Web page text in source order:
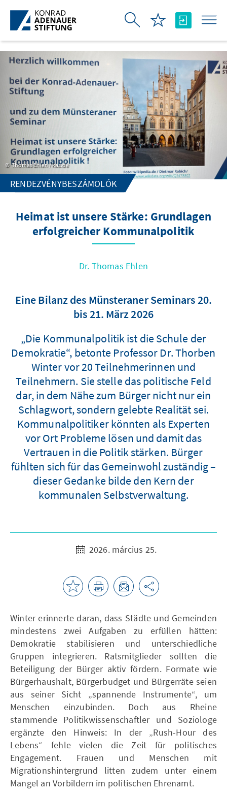
Ugrás a fő tartalomhoz
Thomas Ehlen / kas.de
RENDEZVÉNYBESZÁMOLÓK
Heimat ist unsere Stärke: Grundlagen
erfolgreicher Kommunalpolitik
Dr. Thomas Ehlen
Eine Bilanz des Münsteraner Seminars 20.
bis 21. März 2026
„Die Kommunalpolitik ist die Schule der
Demokratie“, betonte Professor Dr. Thorben
Winter vor 20 Teilnehmerinnen und
Teilnehmern. Sie stelle das politische Feld
dar, in dem Nähe zum Bürger nicht nur ein
Schlagwort, sondern gelebte Realität sei.
Kommunalpolitiker könnten als Experten
vor Ort Probleme lösen und damit das
Vertrauen in die Politik stärken. Bürger
fühlten sich für das Gemeinwohl zuständig –
dieser Gedanke bilde den Kern der
kommunalen Selbstverwaltung.
2026. március 25.
Winter erinnerte daran, dass Städte und Gemeinden
mindestens zwei Aufgaben zu erfüllen hätten:
Demokratie stabilisieren und unterschiedliche
Gruppen integrieren. Ratsmitglieder sollten die
Beteiligung der Bürger aktiv fördern. Formate wie
Bürgerhaushalt, Bürgerbudget und Bürgerräte seien
aus seiner Sicht „spannende Instrumente“, um
Menschen einzubinden. Doch aus Rheine
stammende Politikwissenschaftler und Soziologe
ergänzte den Hinweis: In der „Rush-Hour des
Lebens“ fehle vielen die Zeit für politisches
Engagement. Frauen und Menschen mit
Migrationshintergrund litten zudem unter einem
Mangel an Vorbildern im politischen Ehrenamt.